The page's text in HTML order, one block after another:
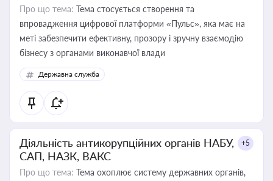
Про що тема: Тема стосується створення та
впровадження цифрової платформи «Пульс», яка має на
меті забезпечити ефективну, прозору і зручну взаємодію
бізнесу з органами виконавчої влади
Державна служба
Діяльність антикорупційних органів НАБУ,
САП, НАЗК, ВАКС
+5
Про що тема: Тема охоплює систему державних органів,